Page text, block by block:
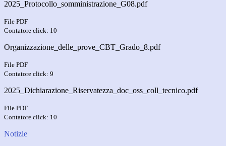
2025_Protocollo_somministrazione_G08.pdf
File PDF
Contatore click: 10
Organizzazione_delle_prove_CBT_Grado_8.pdf
File PDF
Contatore click: 9
2025_Dichiarazione_Riservatezza_doc_oss_coll_tecnico.pdf
File PDF
Contatore click: 10
Notizie